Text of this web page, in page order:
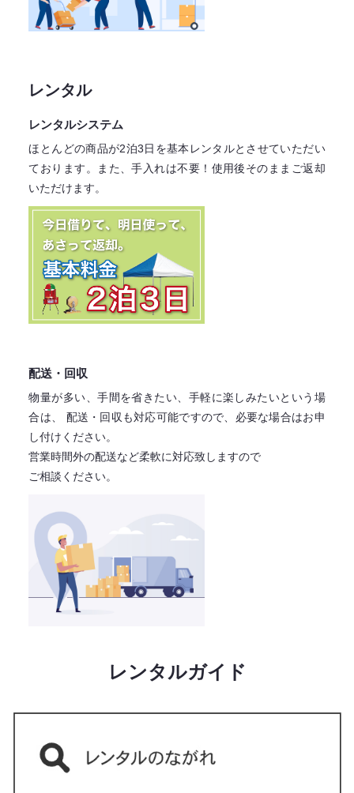
レンタル
レンタルシステム
ほとんどの商品が2泊3日を基本レンタルとさせていただい
ております。
また、手入れは不要！ 使用後そのままご返却
いただけます。
配送・回収
物量が多い、手間を省きたい、手軽に楽しみたいという場
合は、
配送・回収も対応可能ですので、必要な場合はお申
し付けください。
営業時間外の配送など柔軟に対応致しますので
ご相談ください。
レンタルガイド